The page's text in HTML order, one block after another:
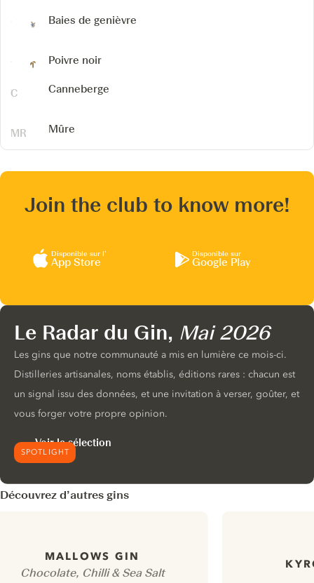
Baies de genièvre
Poivre noir
Canneberge
Mûre
Join the club to know more!
Disponible sur l’
App Store
Disponible sur
Google Play
SPOTLIGHT
Le Radar du Gin, Mai 2026
Les gins que notre communauté a mis en lumière ce mois-ci.
Distilleries artisanales, noms établis, éditions rares : chacun est
un signal issu des données, et une invitation à verser, goûter, et
vous forger votre propre opinion.
Voir la sélection
Découvrez d’autres gins
MALLOWS GIN
Chocolate, Chilli & Sea Salt